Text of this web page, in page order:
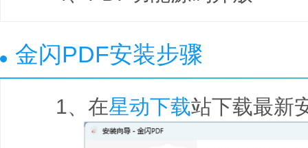
金闪PDF安装步骤
1、在星动下载站下载最新